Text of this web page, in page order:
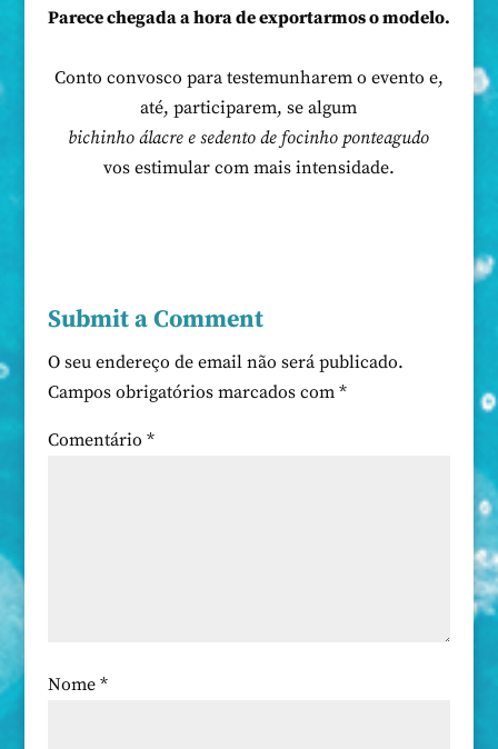
Parece chegada a hora de exportarmos o modelo.
Conto convosco para testemunharem o evento e,
até, participarem, se algum
bichinho álacre e sedento de focinho ponteagudo
vos estimular com mais intensidade.
Submit a Comment
O seu endereço de email não será publicado.
Campos obrigatórios marcados com *
Comentário *
Nome *